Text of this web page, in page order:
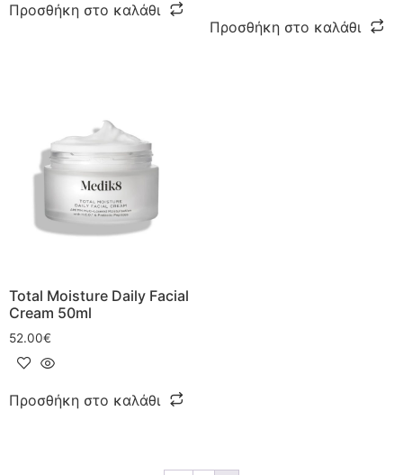
Προσθήκη στο καλάθι
Προσθήκη στο καλάθι
Total Moisture Daily Facial
Cream 50ml
52.00€
Προσθήκη στο καλάθι